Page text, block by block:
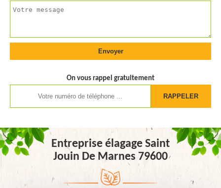
On vous rappel gratuitement
Entreprise élagage Saint
Jouin De Marnes 79600